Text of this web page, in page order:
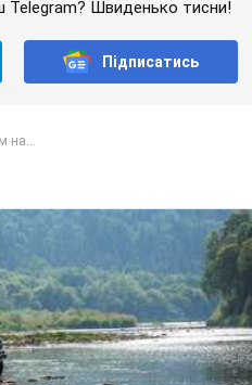
полігони: як
за кордоном
із країн Європи
злива: